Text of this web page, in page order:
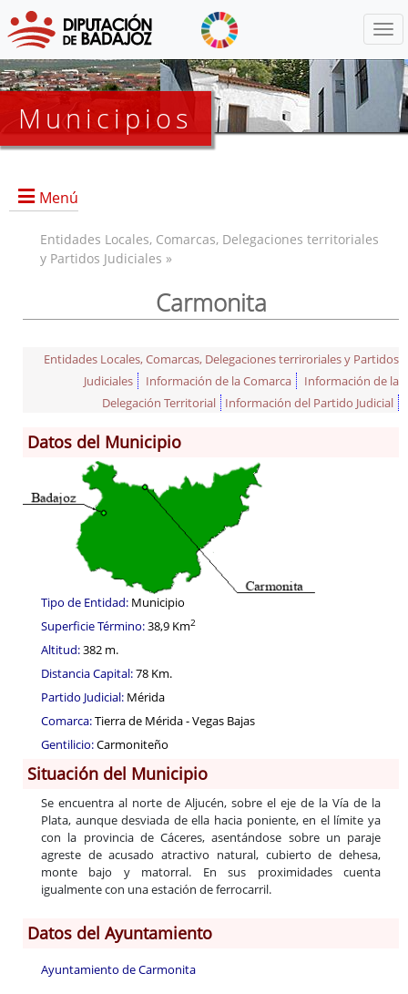
Municipios
Menú
Información General
Monumentos
Gastronomía
Población
Corporación
Códigos para FACe
Entidades Locales, Comarcas, Delegaciones territoriales
y Partidos Judiciales »
Carmonita
Entidades Locales, Comarcas, Delegaciones terriroriales y Partidos
Judiciales
Información de la Comarca
Información de la
Delegación Territorial
Información del Partido Judicial
Datos del Municipio
Tipo de Entidad: Municipio
Superficie Término:38,9 Km2
Altitud:382 m.
Distancia Capital:78 Km.
Partido Judicial: Mérida
Comarca:Tierra de Mérida - Vegas Bajas
Gentilicio:Carmoniteño
Situación del Municipio
Se encuentra al norte de Aljucén, sobre el eje de la Vía de la
Plata, aunque desviada de ella hacia poniente, en el límite ya
con la provincia de Cáceres, asentándose sobre un paraje
agreste de acusado atractivo natural, cubierto de dehesa,
monte bajo y matorral. En sus proximidades cuenta
igualmente con una estación de ferrocarril.
Datos del Ayuntamiento
Ayuntamiento de Carmonita